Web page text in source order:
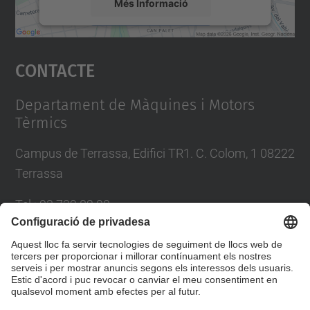
Més Informació
Accepta
powered by
Contacte
Departament de Màquines i Motors
Tèrmics
Campus de Terrassa, Edifici TR1. C. Colom, 1 08222
Terrassa
Tel.:93 739 82 90
Directori UPC
Formulari de contacte